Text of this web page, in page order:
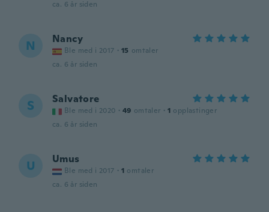
ca. 6 år siden
N Nancy
Ble med i 2017 · 15 omtaler
ca. 6 år siden
S Salvatore
Ble med i 2020 · 49 omtaler · 1 opplastinger
ca. 6 år siden
U Umus
Ble med i 2017 · 1 omtaler
ca. 6 år siden